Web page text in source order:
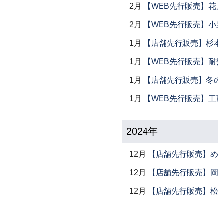
2月 【WEB先行販売】
2月 【WEB先行販売】
1月 【店舗先行販売】
1月 【WEB先行販売】
1月 【店舗先行販売】冬
1月 【WEB先行販売】
2024年
12月 【店舗先行販売】
12月 【店舗先行販売】
12月 【店舗先行販売】